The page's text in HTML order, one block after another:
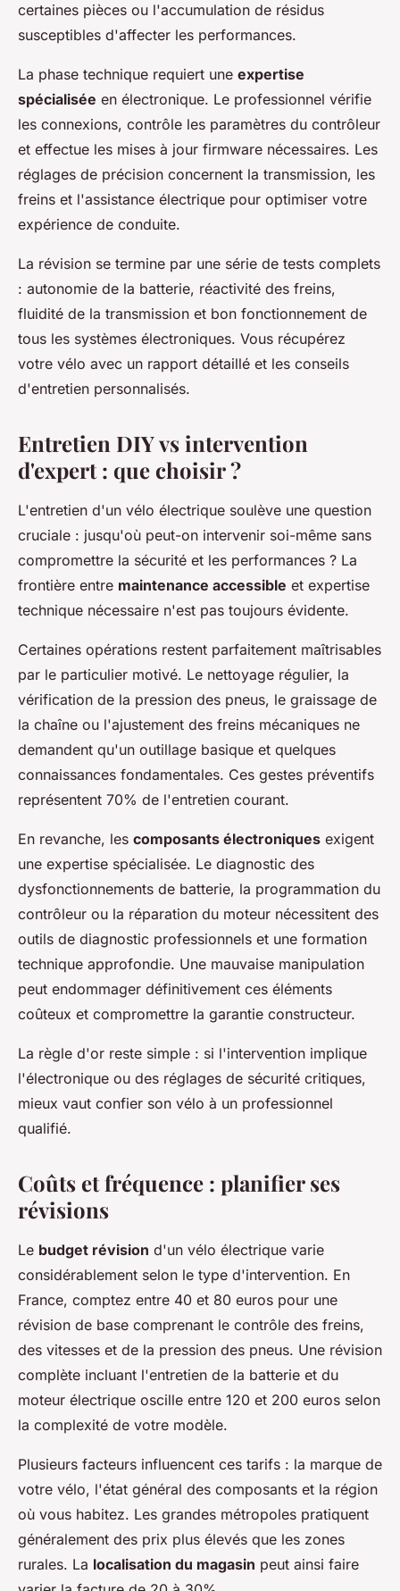
certaines pièces ou l'accumulation de résidus
susceptibles d'affecter les performances.
La phase technique requiert une expertise
spécialisée en électronique. Le professionnel vérifie
les connexions, contrôle les paramètres du contrôleur
et effectue les mises à jour firmware nécessaires. Les
réglages de précision concernent la transmission, les
freins et l'assistance électrique pour optimiser votre
expérience de conduite.
La révision se termine par une série de tests complets
: autonomie de la batterie, réactivité des freins,
fluidité de la transmission et bon fonctionnement de
tous les systèmes électroniques. Vous récupérez
votre vélo avec un rapport détaillé et les conseils
d'entretien personnalisés.
Entretien DIY vs intervention
d'expert : que choisir ?
L'entretien d'un vélo électrique soulève une question
cruciale : jusqu'où peut-on intervenir soi-même sans
compromettre la sécurité et les performances ? La
frontière entre maintenance accessible et expertise
technique nécessaire n'est pas toujours évidente.
Certaines opérations restent parfaitement maîtrisables
par le particulier motivé. Le nettoyage régulier, la
vérification de la pression des pneus, le graissage de
la chaîne ou l'ajustement des freins mécaniques ne
demandent qu'un outillage basique et quelques
connaissances fondamentales. Ces gestes préventifs
représentent 70% de l'entretien courant.
En revanche, les composants électroniques exigent
une expertise spécialisée. Le diagnostic des
dysfonctionnements de batterie, la programmation du
contrôleur ou la réparation du moteur nécessitent des
outils de diagnostic professionnels et une formation
technique approfondie. Une mauvaise manipulation
peut endommager définitivement ces éléments
coûteux et compromettre la garantie constructeur.
La règle d'or reste simple : si l'intervention implique
l'électronique ou des réglages de sécurité critiques,
mieux vaut confier son vélo à un professionnel
qualifié.
Coûts et fréquence : planifier ses
révisions
Le budget révision d'un vélo électrique varie
considérablement selon le type d'intervention. En
France, comptez entre 40 et 80 euros pour une
révision de base comprenant le contrôle des freins,
des vitesses et de la pression des pneus. Une révision
complète incluant l'entretien de la batterie et du
moteur électrique oscille entre 120 et 200 euros selon
la complexité de votre modèle.
Plusieurs facteurs influencent ces tarifs : la marque de
votre vélo, l'état général des composants et la région
où vous habitez. Les grandes métropoles pratiquent
généralement des prix plus élevés que les zones
rurales. La localisation du magasin peut ainsi faire